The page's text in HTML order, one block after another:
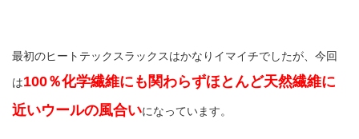
最初のヒートテックスラックスはかなりイマイチでしたが、今回
は100％化学繊維にも関わらずほとんど天然繊維に
近いウールの風合いになっています。